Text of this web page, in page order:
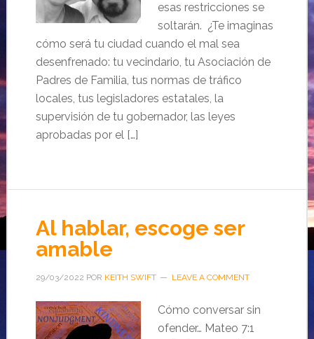
esas restricciones se
soltarán. ¿Te imaginas
cómo será tu ciudad cuando el mal sea
desenfrenado: tu vecindario, tu Asociación de
Padres de Familia, tus normas de tráfico
locales, tus legisladores estatales, la
supervisión de tu gobernador, las leyes
aprobadas por el […]
Al hablar, escoge ser
amable
29/03/2022 POR KEITH SWIFT LEAVE A COMMENT
Cómo conversar sin
ofender… Mateo 7:1